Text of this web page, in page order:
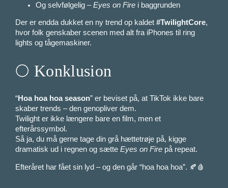
Og selvfølgelig –Eyes on Fire i baggrunden
Der er endda dukket en ny trend op kaldet#TwilightCore,
hvor folk genskaber scenen med alt fra iPhones til ring
lights og tågemaskiner.
🌕 Konklusion
“Hoa hoa hoa season” er beviset på, at TikTok ikke bare
skaber trends – den genopliver dem.
Twilight er ikke længere bare en film, men et
efterårssymbol.
Så ja, du må gerne tage din grå hættetrøje på, kigge
dramatisk ud i regnen og sætteEyes on Fire på repeat.
Efteråret har fået sin lyd – og den går “hoa hoa hoa”. 🍂🩸